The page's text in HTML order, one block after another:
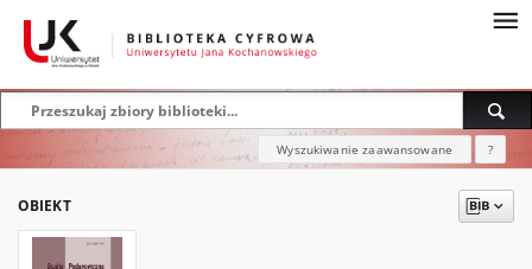
Wyszukiwanie zaawansowane ?
OBIEKT